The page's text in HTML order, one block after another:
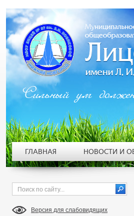
Версия для слабовидящих
Сильный ум
ГЛАВНАЯ НОВОСТИ И